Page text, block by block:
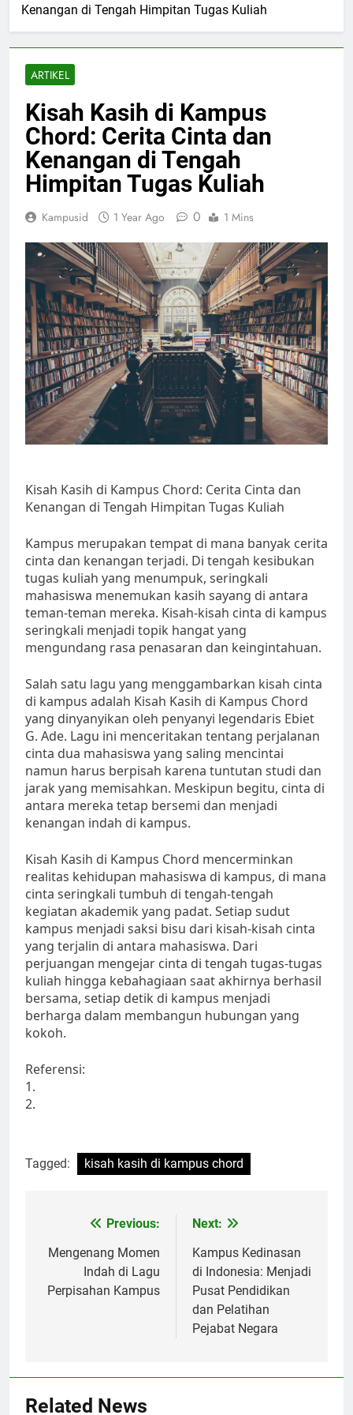
Kenangan di Tengah Himpitan Tugas Kuliah
ARTIKEL
Kisah Kasih di Kampus
Chord: Cerita Cinta dan
Kenangan di Tengah
Himpitan Tugas Kuliah
Kampusid 1 Year Ago 0 1 Mins
Kisah Kasih di Kampus Chord: Cerita Cinta dan
Kenangan di Tengah Himpitan Tugas Kuliah
Kampus merupakan tempat di mana banyak cerita
cinta dan kenangan terjadi. Di tengah kesibukan
tugas kuliah yang menumpuk, seringkali
mahasiswa menemukan kasih sayang di antara
teman-teman mereka. Kisah-kisah cinta di kampus
seringkali menjadi topik hangat yang
mengundang rasa penasaran dan keingintahuan.
Salah satu lagu yang menggambarkan kisah cinta
di kampus adalah Kisah Kasih di Kampus Chord
yang dinyanyikan oleh penyanyi legendaris Ebiet
G. Ade. Lagu ini menceritakan tentang perjalanan
cinta dua mahasiswa yang saling mencintai
namun harus berpisah karena tuntutan studi dan
jarak yang memisahkan. Meskipun begitu, cinta di
antara mereka tetap bersemi dan menjadi
kenangan indah di kampus.
Kisah Kasih di Kampus Chord mencerminkan
realitas kehidupan mahasiswa di kampus, di mana
cinta seringkali tumbuh di tengah-tengah
kegiatan akademik yang padat. Setiap sudut
kampus menjadi saksi bisu dari kisah-kisah cinta
yang terjalin di antara mahasiswa. Dari
perjuangan mengejar cinta di tengah tugas-tugas
kuliah hingga kebahagiaan saat akhirnya berhasil
bersama, setiap detik di kampus menjadi
berharga dalam membangun hubungan yang
kokoh.
Referensi:
1.
2.
Tagged: kisah kasih di kampus chord
navigation
Previous:
Mengenang Momen
Indah di Lagu
Perpisahan Kampus
Next:
Kampus Kedinasan
di Indonesia: Menjadi
Pusat Pendidikan
dan Pelatihan
Pejabat Negara
Related News